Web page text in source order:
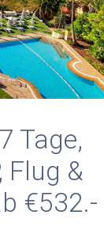
Tage,
Flug &
€532.-